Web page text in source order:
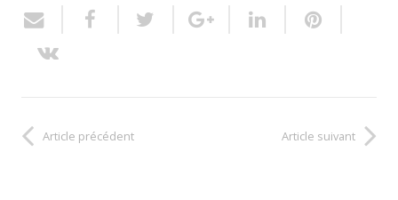
Article précédent Article suivant